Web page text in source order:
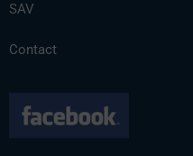
SAV
Contact